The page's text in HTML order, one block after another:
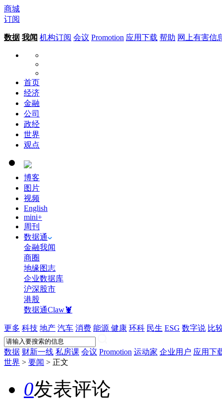
商城
订阅
数据 我闻 机构订阅 会议 Promotion 应用下载 帮助 网上有害信
首页
经济
金融
公司
政经
世界
观点
博客
图片
视频
English
mini+
周刊
数据通
金融我闻
商圈
地缘图志
企业数据库
沪深股市
港股
数据通Claw🦞
更多 科技 地产 汽车 消费 能源 健康 环科 民生 ESG 数字说 比
数据 财新一线 私房课 会议 Promotion 运动家 企业用户 应用下
世界 > 要闻 > 正文
0发表评论